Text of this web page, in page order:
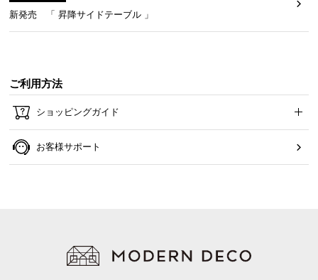
新発売 「 昇降サイドテーブル 」
ご利用方法
ショッピングガイド
お客様サポート